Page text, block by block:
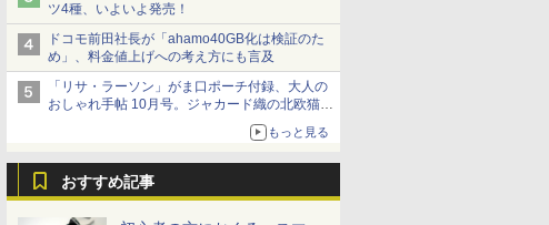
ツ4種、いよいよ発売！
ドコモ前田社長が「ahamo40GB化は検証のた
め」、料金値上げへの考え方にも言及
「リサ・ラーソン」がま口ポーチ付録、大人の
おしゃれ手帖 10月号。ジャカード織の北欧猫デ
もっと見る
おすすめ記事